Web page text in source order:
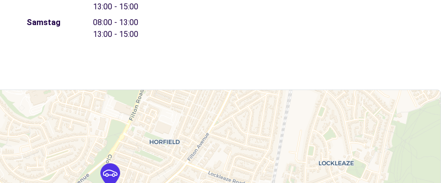
13:00 - 15:00
Samstag
08:00 - 13:00
13:00 - 15:00